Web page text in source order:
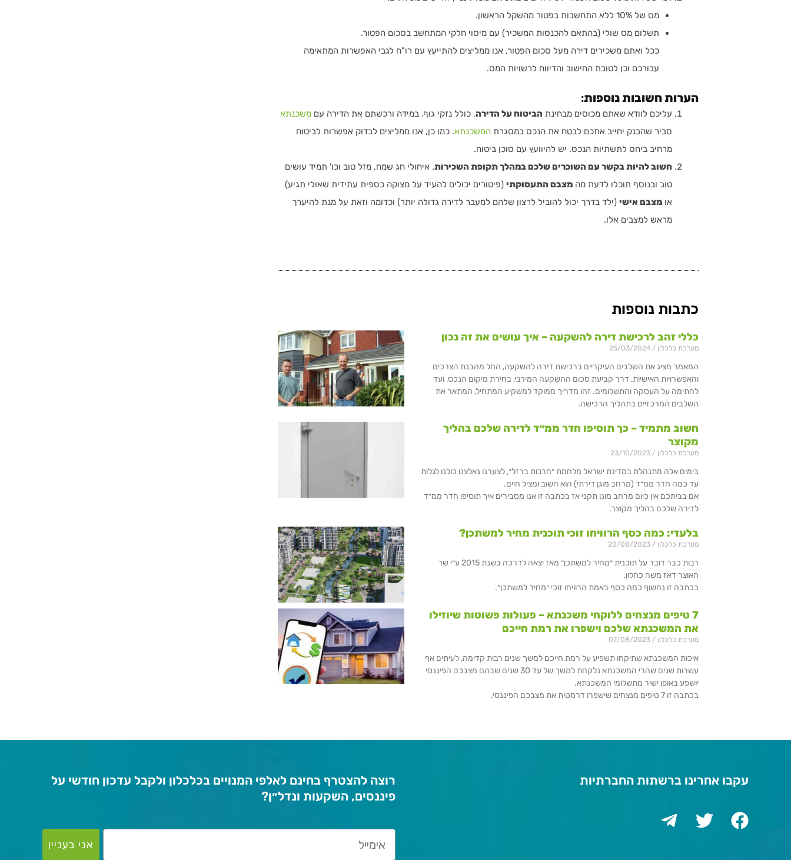
מס של 10% ללא התחשבות בפטור מהשקל הראשון.
תשלום מס שולי (בהתאם להכנסות המשכיר) עם מיסוי חלקי המתחשב בסכום הפטור.
ככל ואתם משכירים דירה מעל סכום הפטור, אנו ממליצים להתייעץ עם רו"ח לגבי האפשרות המתאימה
עבורכם וכן לטובת החישוב והדיווח לרשויות המס.
הערות חשובות נוספות:
עליכם לוודא שאתם מכוסים מבחינת הביטוח על הדירה, כולל נזקי גוף. במידה ורכשתם את הדירה עם משכנתא
סביר שהבנק יחייב אתכם לבטח את הנכס במסגרת המשכנתא. כמו כן, אנו ממליצים לבדוק אפשרות לביטוח
מרחיב ביחס לתשתיות הנכס. יש להיוועץ עם סוכן ביטוח.
חשוב להיות בקשר עם השוכרים שלכם במהלך תקופת השכירות. איחולי חג שמח, מזל טוב וכו' תמיד עושים
טוב ובנוסף תוכלו לדעת מה מצבם התעסוקתי (פיטורים יכולים להעיד על מצוקה כספית עתידית שאולי תגיע)
או מצבם אישי (ילד בדרך יכול להוביל לרצון שלהם למעבר לדירה גדולה יותר) וכדומה וזאת על מנת להיערך
מראש למצבים אלו.
כתבות נוספות
כללי זהב לרכישת דירה להשקעה – איך עושים את זה נכון
מערכת כלכלון
המאמר מציג את השלבים העיקריים ברכישת דירה להשקעה, החל מהבנת הצרכים
והאפשרויות האישיות, דרך קביעת סכום ההשקעה המירבי, בחירת מיקום הנכס, ועד
לחתימה על העסקה והתשלומים. זהו מדריך ממוקד למשקיע המתחיל, המתאר את
השלבים המרכזיים בתהליך הרכישה.
חשוב מתמיד – כך תוסיפו חדר ממ״ד לדירה שלכם בהליך
מקוצר
מערכת כלכלון
בימים אלה מתנהלת במדינת ישראל מלחמת ״חרבות ברזל״, לצערנו נאלצנו כולנו לגלות
עד כמה חדר ממ״ד (מרחב מוגן דירתי) הוא חשוב ומציל חיים.
אם בביתכם אין כיום מרחב מוגן תקני אז בכתבה זו אנו מסבירים איך תוסיפו חדר ממ״ד
לדירה שלכם בהליך מקוצר.
בלעדי: כמה כסף הרוויחו זוכי תוכנית מחיר למשתכן?
מערכת כלכלון
רבות כבר דובר על תוכנית ״מחיר למשתכן״ מאז יצאה לדרכה בשנת 2015 ע״י שר
האוצר דאז משה כחלון.
בכתבה זו נחשוף כמה כסף באמת הרוויחו זוכי ״מחיר למשתכן״.
7 טיפים מנצחים ללוקחי משכנתא – פעולות פשוטות שיוזילו
את המשכנתא שלכם וישפרו את רמת חייכם
מערכת כלכלון
איכות המשכנתא שתיקחו תשפיע על רמת חייכם למשך שנים רבות קדימה, לעיתים אף
עשרות שנים שהרי המשכנתא נלקחת למשך של עד 30 שנים שבהם מצבכם הפיננסי
יושפע באופן ישיר מתשלומי המשכנתא.
בכתבה זו 7 טיפים מנצחים שישפרו דרמטית את מצבכם הפיננסי.
עקבו אחרינו ברשתות החברתיות
רוצה להצטרף בחינם לאלפי המנויים בכלכלון ולקבל עדכון חודשי על
פיננסים, השקעות ונדל״ן?
אני בעניין